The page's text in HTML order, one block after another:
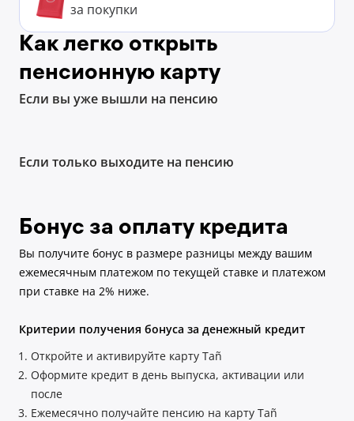
за покупки
Как легко открыть
пенсионную карту
Если вы уже вышли на пенсию
Если только выходите на пенсию
Бонус за оплату кредита
Вы получите бонус в размере разницы между вашим
ежемесячным платежом по текущей ставке и платежом
при ставке на 2% ниже.
Критерии получения бонуса за денежный кредит
Откройте и активируйте карту Tañ
Оформите кредит в день выпуска, активации или
после
Ежемесячно получайте пенсию на карту Tañ